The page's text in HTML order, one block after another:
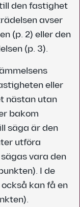
den fastighet
avser
(p. 2) eller den
(p. 3).
eller
nästan utan
bakom
säga är den
utföra
vara den
I de
kan få en